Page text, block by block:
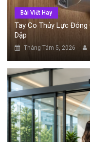
Bài Viết Hay
Tay Co Thủy Lực Đóng
Dập
Tháng Tám 5, 2026